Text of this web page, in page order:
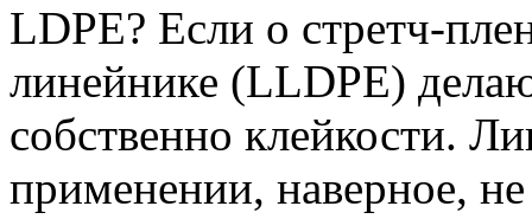
LDPE? Если о стретч-
линейнике (LLDPE)
собственно клейкости.
применении, наверное, не